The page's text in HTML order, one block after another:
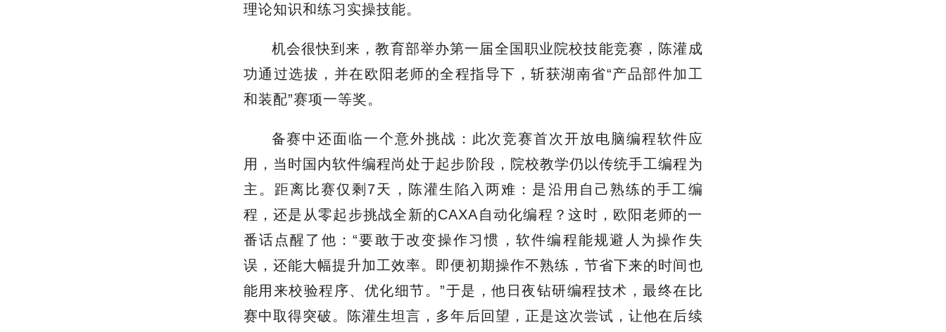
理论知识和练习实操技能。
机会很快到来，教育部举办第一届全国职业院校技能竞赛，陈灌成
功通过选拔，并在欧阳老师的全程指导下，斩获湖南省“产品部件加工
和装配”赛项一等奖。
备赛中还面临一个意外挑战：此次竞赛首次开放电脑编程软件应
用，当时国内软件编程尚处于起步阶段，院校教学仍以传统手工编程为
主。距离比赛仅剩7天，陈灌生陷入两难：是沿用自己熟练的手工编
程，还是从零起步挑战全新的CAXA自动化编程？这时，欧阳老师的一
番话点醒了他：“要敢于改变操作习惯，软件编程能规避人为操作失
误，还能大幅提升加工效率。即便初期操作不熟练，节省下来的时间也
能用来校验程序、优化细节。”于是，他日夜钻研编程技术，最终在比
赛中取得突破。陈灌生坦言，多年后回望，正是这次尝试，让他在后续